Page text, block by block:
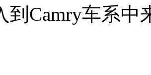
到Camry车系中